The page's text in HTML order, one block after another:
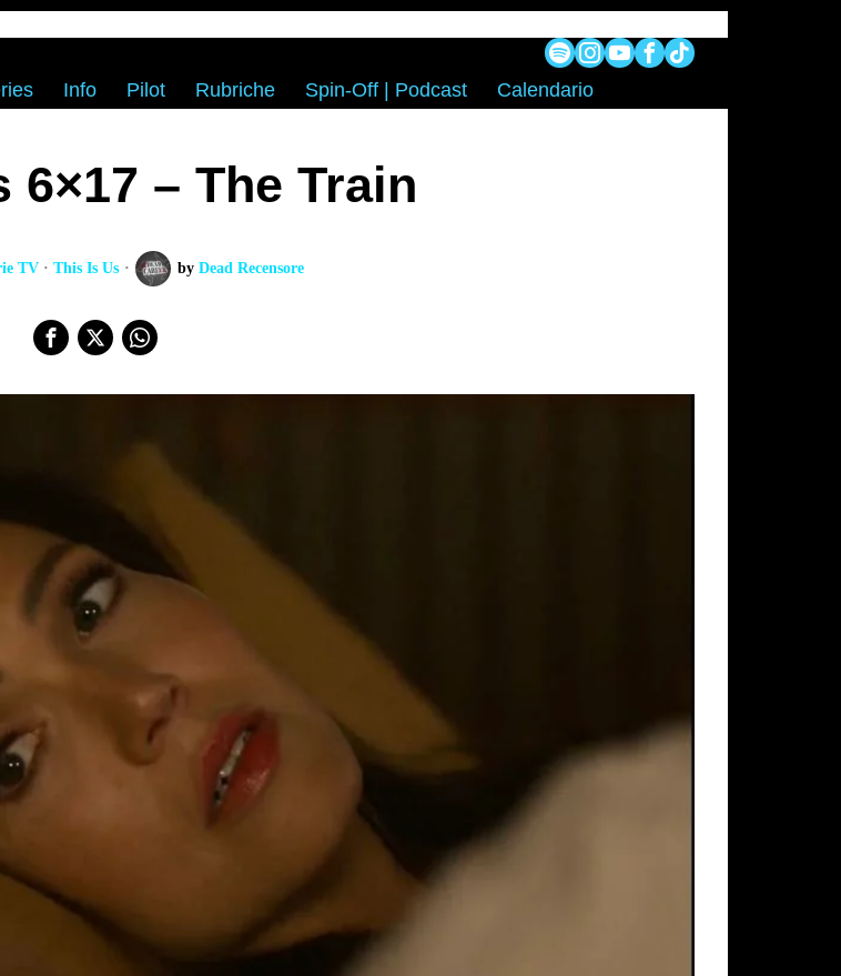
Info Pilot Rubriche Spin-Off | Podcast Calendario
6×17 – The Train
TV · This Is Us by Dead Recensore